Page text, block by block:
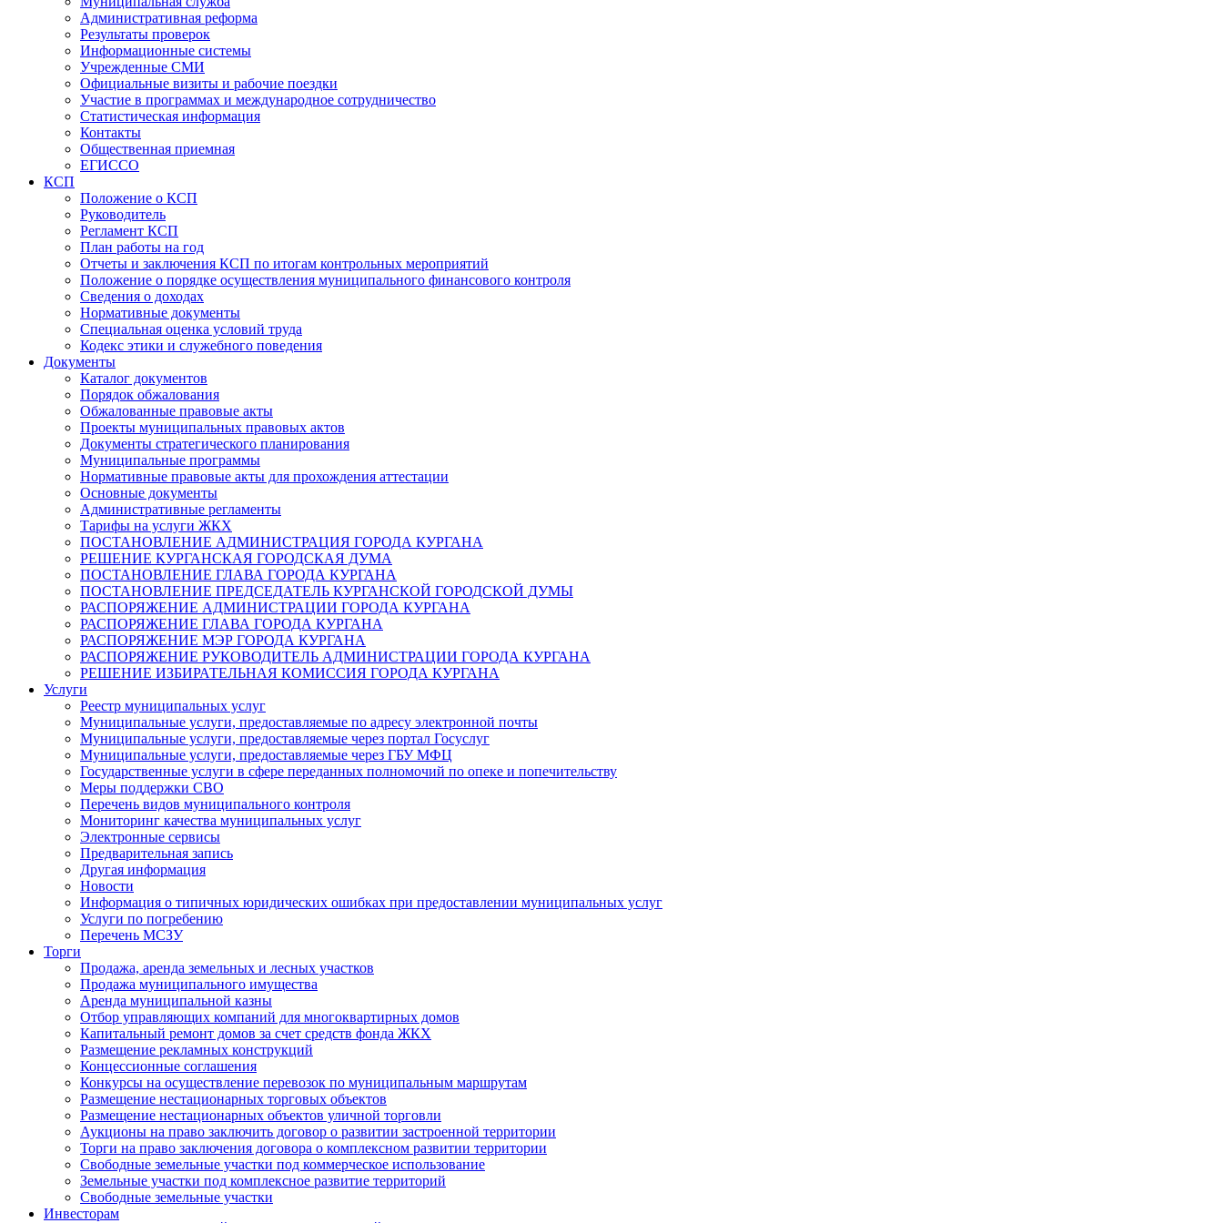
Административная реформа
Результаты проверок
Информационные системы
Учрежденные СМИ
Официальные визиты и рабочие поездки
Участие в программах и международное сотрудничество
Статистическая информация
Контакты
Общественная приемная
ЕГИССО
КСП
Положение о КСП
Руководитель
Регламент КСП
План работы на год
Отчеты и заключения КСП по итогам контрольных мероприятий
Положение о порядке осуществления муниципального финансового контроля
Сведения о доходах
Нормативные документы
Специальная оценка условий труда
Кодекс этики и служебного поведения
Документы
Каталог документов
Порядок обжалования
Обжалованные правовые акты
Проекты муниципальных правовых актов
Документы стратегического планирования
Муниципальные программы
Нормативные правовые акты для прохождения аттестации
Основные документы
Административные регламенты
Тарифы на услуги ЖКХ
ПОСТАНОВЛЕНИЕ АДМИНИСТРАЦИЯ ГОРОДА КУРГАНА
РЕШЕНИЕ КУРГАНСКАЯ ГОРОДСКАЯ ДУМА
ПОСТАНОВЛЕНИЕ ГЛАВА ГОРОДА КУРГАНА
ПОСТАНОВЛЕНИЕ ПРЕДСЕДАТЕЛЬ КУРГАНСКОЙ ГОРОДСКОЙ ДУМЫ
РАСПОРЯЖЕНИЕ АДМИНИСТРАЦИИ ГОРОДА КУРГАНА
РАСПОРЯЖЕНИЕ ГЛАВА ГОРОДА КУРГАНА
РАСПОРЯЖЕНИЕ МЭР ГОРОДА КУРГАНА
РАСПОРЯЖЕНИЕ РУКОВОДИТЕЛЬ АДМИНИСТРАЦИИ ГОРОДА КУРГАНА
РЕШЕНИЕ ИЗБИРАТЕЛЬНАЯ КОМИССИЯ ГОРОДА КУРГАНА
Услуги
Реестр муниципальных услуг
Муниципальные услуги, предоставляемые по адресу электронной почты
Муниципальные услуги, предоставляемые через портал Госуслуг
Муниципальные услуги, предоставляемые через ГБУ МФЦ
Государственные услуги в сфере переданных полномочий по опеке и попечительству
Меры поддержки СВО
Перечень видов муниципального контроля
Мониторинг качества муниципальных услуг
Электронные сервисы
Предварительная запись
Другая информация
Новости
Информация о типичных юридических ошибках при предоставлении муниципальных услуг
Услуги по погребению
Перечень МСЗУ
Торги
Продажа, аренда земельных и лесных участков
Продажа муниципального имущества
Аренда муниципальной казны
Отбор управляющих компаний для многоквартирных домов
Капитальный ремонт домов за счет средств фонда ЖКХ
Размещение рекламных конструкций
Концессионные соглашения
Конкурсы на осуществление перевозок по муниципальным маршрутам
Размещение нестационарных торговых объектов
Размещение нестационарных объектов уличной торговли
Аукционы на право заключить договор о развитии застроенной территории
Торги на право заключения договора о комплексном развитии территории
Свободные земельные участки под коммерческое использование
Земельные участки под комплексное развитие территорий
Свободные земельные участки
Инвесторам